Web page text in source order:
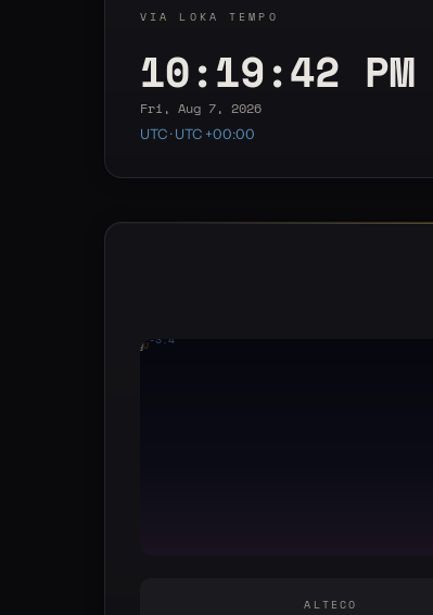
VIA LOKA TEMPO
10:19:43 PM
Fri, Aug 7, 2026
UTC · UTC +00:00
ESW
YOU-3.4°
ALTECO